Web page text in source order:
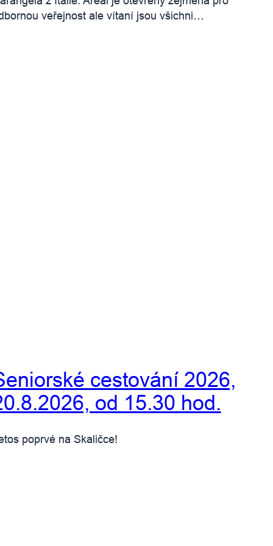
veřejnost ale vítaní jsou všichni…
cestování 2026,
od 15.30 hod.
poprvé na Skaličce!